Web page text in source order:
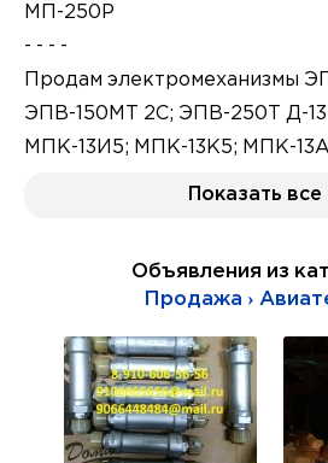
МП-250Р
- - - -
Продам электромеханизмы
ЭПВ-150МТ 2С; ЭПВ-250Т Д-
МПК-13И5; МПК-13К5; МПК-
МПК-13ДТВ; МПК-13ВТВ;
МВД25Е-0,25;
к МПК-14МТВ;
Продам МПК-1 2серии; МПК-1
ЭПВ-1Б Д-160ТФ; МВР-2В Д-38;
МВР-2П Д-90; МП-100М
Показать все
Объявления из
Продажа ›